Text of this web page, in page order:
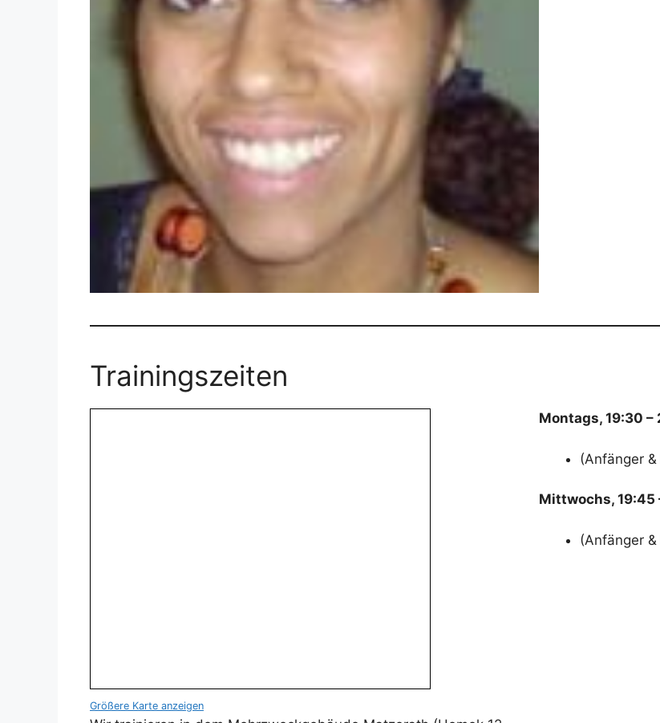
Trainingszeiten
Größere Karte anzeigen
Montags, 19:30 –
(Anfänger
Mittwochs, 19:45
(Anfänger